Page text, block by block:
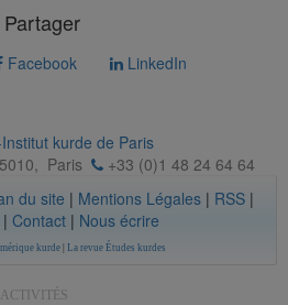
Partager
Facebook LinkedIn
kurde de Paris
, Paris
+33 (0)1 48 24 64 64
du site | Mentions Légales | RSS |
Contact| Nous écrire
kurde| La revue Études kurdes
ACTIVITÉS